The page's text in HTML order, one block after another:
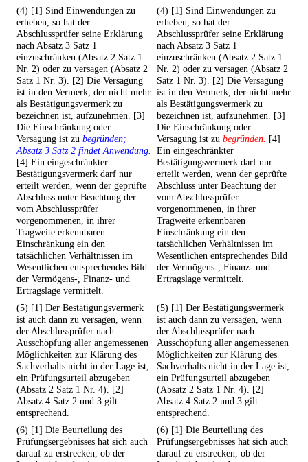
(4) [1] Sind Einwendungen zu
erheben, so hat der
Abschlussprüfer seine Erklärung
nach Absatz 3 Satz 1
einzuschränken (Absatz 2 Satz 1
Nr. 2) oder zu versagen (Absatz 2
Satz 1 Nr. 3). [2] Die Versagung
ist in den Vermerk, der nicht mehr
als Bestätigungsvermerk zu
bezeichnen ist, aufzunehmen. [3]
Die Einschränkung oder
Versagung ist zu begründen;
Absatz 3 Satz 2 findet Anwendung.
[4] Ein eingeschränkter
Bestätigungsvermerk darf nur
erteilt werden, wenn der geprüfte
Abschluss unter Beachtung der
vom Abschlussprüfer
vorgenommenen, in ihrer
Tragweite erkennbaren
Einschränkung ein den
tatsächlichen Verhältnissen im
Wesentlichen entsprechendes Bild
der Vermögens-, Finanz- und
Ertragslage vermittelt.
(4) [1] Sind Einwendungen zu
erheben, so hat der
Abschlussprüfer seine Erklärung
nach Absatz 3 Satz 1
einzuschränken (Absatz 2 Satz 1
Nr. 2) oder zu versagen (Absatz 2
Satz 1 Nr. 3). [2] Die Versagung
ist in den Vermerk, der nicht mehr
als Bestätigungsvermerk zu
bezeichnen ist, aufzunehmen. [3]
Die Einschränkung oder
Versagung ist zu begründen. [4]
Ein eingeschränkter
Bestätigungsvermerk darf nur
erteilt werden, wenn der geprüfte
Abschluss unter Beachtung der
vom Abschlussprüfer
vorgenommenen, in ihrer
Tragweite erkennbaren
Einschränkung ein den
tatsächlichen Verhältnissen im
Wesentlichen entsprechendes Bild
der Vermögens-, Finanz- und
Ertragslage vermittelt.
(5) [1] Der Bestätigungsvermerk
ist auch dann zu versagen, wenn
der Abschlussprüfer nach
Ausschöpfung aller angemessenen
Möglichkeiten zur Klärung des
Sachverhalts nicht in der Lage ist,
ein Prüfungsurteil abzugeben
(Absatz 2 Satz 1 Nr. 4). [2]
Absatz 4 Satz 2 und 3 gilt
entsprechend.
(5) [1] Der Bestätigungsvermerk
ist auch dann zu versagen, wenn
der Abschlussprüfer nach
Ausschöpfung aller angemessenen
Möglichkeiten zur Klärung des
Sachverhalts nicht in der Lage ist,
ein Prüfungsurteil abzugeben
(Absatz 2 Satz 1 Nr. 4). [2]
Absatz 4 Satz 2 und 3 gilt
entsprechend.
(6) [1] Die Beurteilung des
Prüfungsergebnisses hat sich auch
darauf zu erstrecken, ob der
(6) [1] Die Beurteilung des
Prüfungsergebnisses hat sich auch
darauf zu erstrecken, ob der